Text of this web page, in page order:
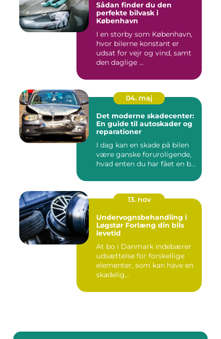
Sådan finder du den
perfekte bilvask i
København
I en storby som København,
hvor bilerne konstant er
udsat for vejr og vind, samt
den daglige ...
04. maj
Det moderne skadecenter:
En guide til autoskader og
reparationer
I dag kan en skade på bilen
være ganske foruroligende,
hvad enten du har fået en b...
13. nov
Undervognsbehandling i
Løgstør Forlæng din bils
levetid
At bo i Danmark indebærer
udsættelse for forskellige
elementer, som kan have en
skadelig...